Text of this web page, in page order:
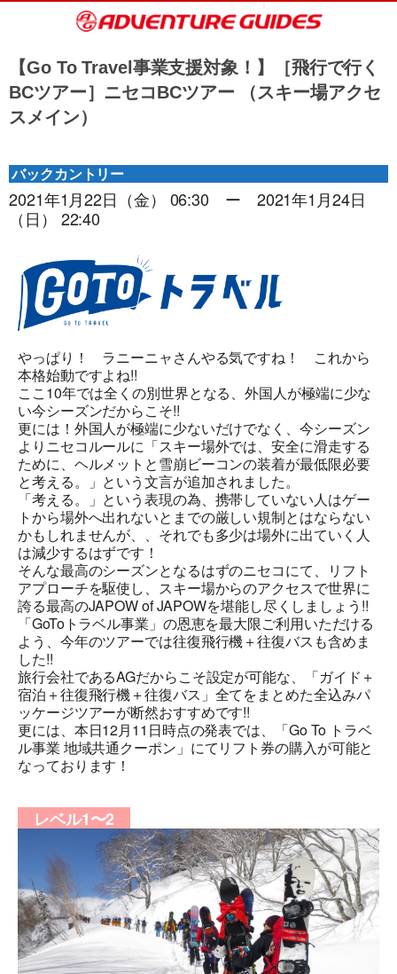
【Go To Travel事業支援対象！】［飛行で行く
BCツアー］ニセコBCツアー （スキー場アクセ
スメイン）
バックカントリー
2021年1月22日（金） 06:30 ー 2021年1月24日
（日） 22:40
やっぱり！ ラニーニャさんやる気ですね！ これから
本格始動ですよね!!
ここ10年では全くの別世界となる、外国人が極端に少な
い今シーズンだからこそ!!
更には！外国人が極端に少ないだけでなく、今シーズン
よりニセコルールに「スキー場外では、安全に滑走する
ために、ヘルメットと雪崩ビーコンの装着が最低限必要
と考える。」という文言が追加されました。
「考える。」という表現の為、携帯していない人はゲー
トから場外へ出れないとまでの厳しい規制とはならない
かもしれませんが、、それでも多少は場外に出ていく人
は減少するはずです！
そんな最高のシーズンとなるはずのニセコにて、リフト
アプローチを駆使し、スキー場からのアクセスで世界に
誇る最高のJAPOW of JAPOWを堪能し尽くしましょう!!
「GoToトラベル事業」の恩恵を最大限ご利用いただける
よう、今年のツアーでは往復飛行機＋往復バスも含めま
した!!
旅行会社であるAGだからこそ設定が可能な、「ガイド＋
宿泊＋往復飛行機＋往復バス」全てをまとめた全込みパ
ッケージツアーが断然おすすめです!!
更には、本日12月11日時点の発表では、「Go To トラベ
ル事業 地域共通クーポン」にてリフト券の購入が可能と
なっております！
レベル1〜2